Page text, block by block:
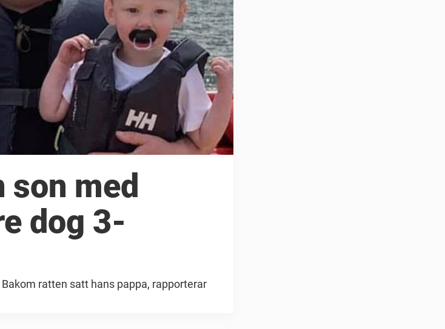
son med
dog 3-
ratten satt hans pappa, rapporterar